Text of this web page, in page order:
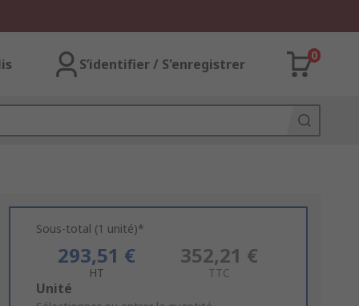
S’identifier / S'enregistrer
0
Sous-total (1 unité)*
293,51 €
HT
352,21 €
TTC
Add
Unité